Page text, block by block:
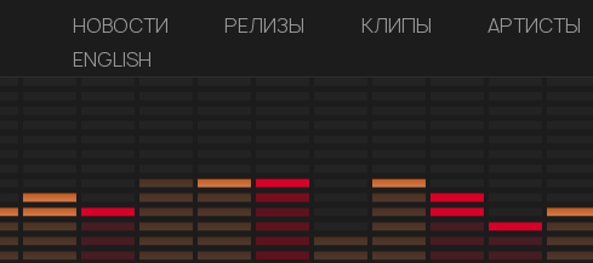
НОВОСТИ РЕЛИЗЫ КЛИПЫ АРТИСТЫ
ENGLISH